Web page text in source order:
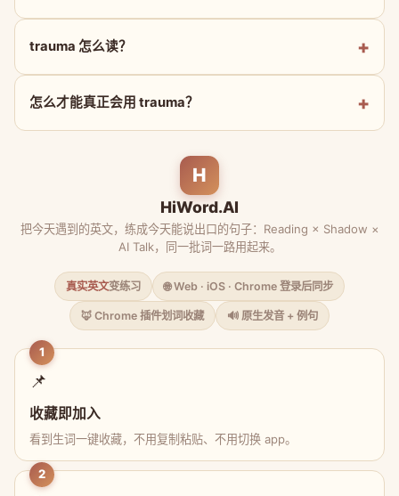
trauma 怎么读？
怎么才能真正会用 trauma？
H
HiWord.AI
把今天遇到的英文，练成今天能说出口的句子：Reading × Shadow ×
AI Talk，同一批词一路用起来。
真实英文变练习 🌐 Web · iOS · Chrome 登录后同步
🦊 Chrome 插件划词收藏 🔊 原生发音 + 例句
1
📌
收藏即加入
看到生词一键收藏，不用复制粘贴、不用切换 app。
2